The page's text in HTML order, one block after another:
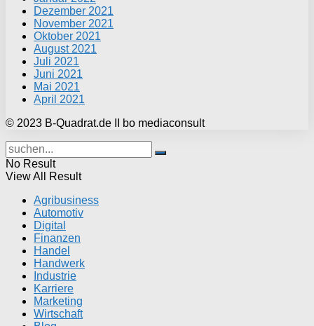
Dezember 2021
November 2021
Oktober 2021
August 2021
Juli 2021
Juni 2021
Mai 2021
April 2021
© 2023 B-Quadrat.de II bo mediaconsult
No Result
View All Result
Agribusiness
Automotiv
Digital
Finanzen
Handel
Handwerk
Industrie
Karriere
Marketing
Wirtschaft